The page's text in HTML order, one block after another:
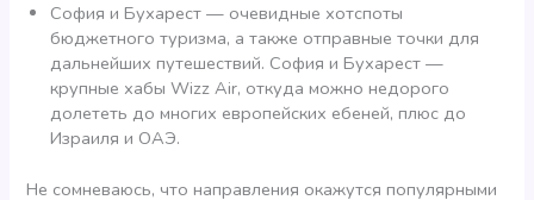
София и Бухарест — очевидные хотспоты
бюджетного туризма, а также отправные точки для
дальнейших путешествий. София и Бухарест —
крупные хабы Wizz Air, откуда можно недорого
долететь до многих европейских ебеней, плюс до
Израиля и ОАЭ.
Не сомневаюсь, что направления окажутся популярными